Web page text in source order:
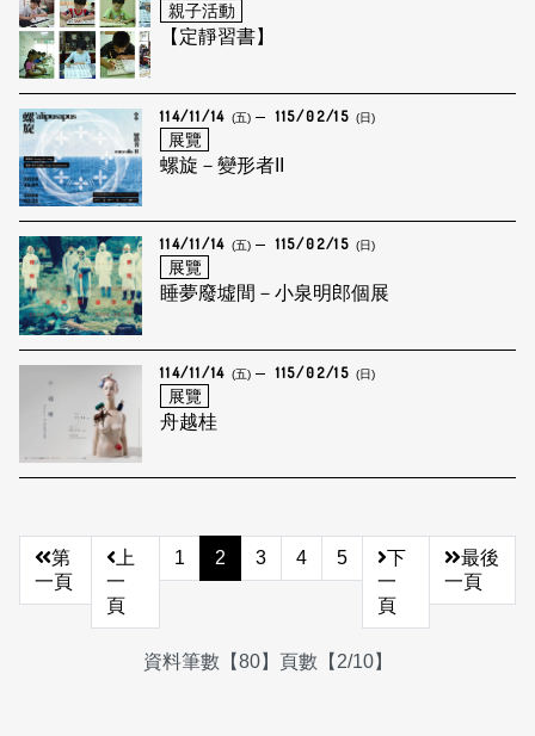
親子活動
【定靜習書】
114/11/14 (五) 115/02/15 (日)
展覽
螺旋－變形者II
114/11/14 (五) 115/02/15 (日)
展覽
睡夢廢墟間－小泉明郎個展
114/11/14 (五) 115/02/15 (日)
展覽
舟越桂
第
一頁
上
一
頁
1 2 3 4 5
下
一
頁
最後
一頁
資料筆數【80】頁數【2/10】